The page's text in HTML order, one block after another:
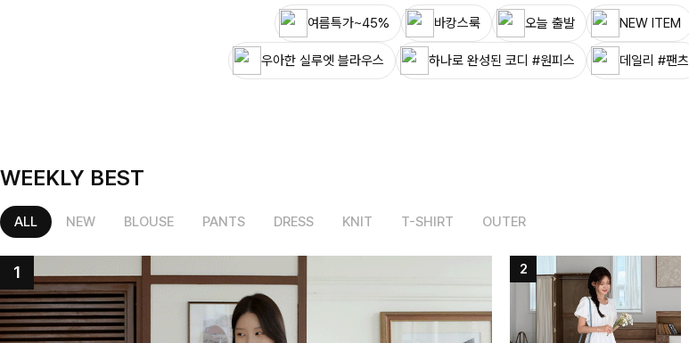
여름특가~45% 바캉스룩 오늘 출발 NEW ITEM
우아한 실루엣 블라우스 하나로 완성된 코디 #원피스 데일리 #팬츠
WEEKLY BEST
ALL NEW BLOUSE PANTS DRESS KNIT T-SHIRT OUTER